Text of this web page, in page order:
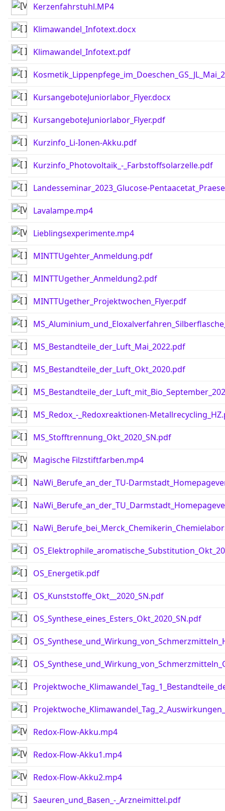
Kerzenfahrstuhl.MP4
Klimawandel_Infotext.docx
Klimawandel_Infotext.pdf
KursangeboteJuniorlabor_Flyer.docx
KursangeboteJuniorlabor_Flyer.pdf
Kurzinfo_Li-Ionen-Akku.pdf
Kurzinfo_Photovoltaik_-_Farbstoffsolarzelle.pdf
Landesseminar_2023_Glucose-
Lavalampe.mp4
Lieblingsexperimente.mp4
MINTTUgehter_Anmeldung.pdf
MINTTUgether_Anmeldung2.pdf
MINTTUgether_Projektwochen_Flyer.pdf
MS_Bestandteile_der_Luft_Mai_2022.pdf
MS_Bestandteile_der_Luft_Okt_2020.pdf
MS_Redox_-_Redoxreaktionen-
MS_Stofftrennung_Okt_2020_SN.pdf
Magische Filzstiftfarben.mp4
NaWi_Berufe_an_der_TU-
OS_Energetik.pdf
OS_Kunststoffe_Okt__2020_SN.pdf
OS_Synthese_eines_Esters_Okt_2020_SN.pdf
Redox-Flow-Akku.mp4
Redox-Flow-Akku1.mp4
Redox-Flow-Akku2.mp4
Saeuren_und_Basen_-_Arzneimittel.pdf